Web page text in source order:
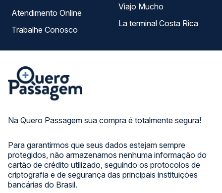
Na Quero Passagem sua compra é totalmente segura!
Para garantirmos que seus dados estejam sempre
protegidos, não armazenamos nenhuma informação do
cartão de crédito utilizado, seguindo os protocolos de
criptografia e de segurança das principais instituições
bancárias do Brasil.
Atendimento Online
Trabalhe Conosco
Viajo Mucho
La terminal Costa Rica